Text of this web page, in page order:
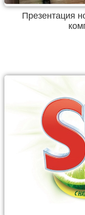
Презентация